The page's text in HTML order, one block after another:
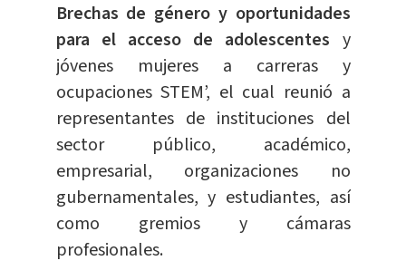
Brechas de género y oportunidades
para el acceso de adolescentes y
jóvenes mujeres a carreras y
ocupaciones STEM’, el cual reunió a
representantes de instituciones del
sector público, académico,
empresarial, organizaciones no
gubernamentales, y estudiantes, así
como gremios y cámaras
profesionales.